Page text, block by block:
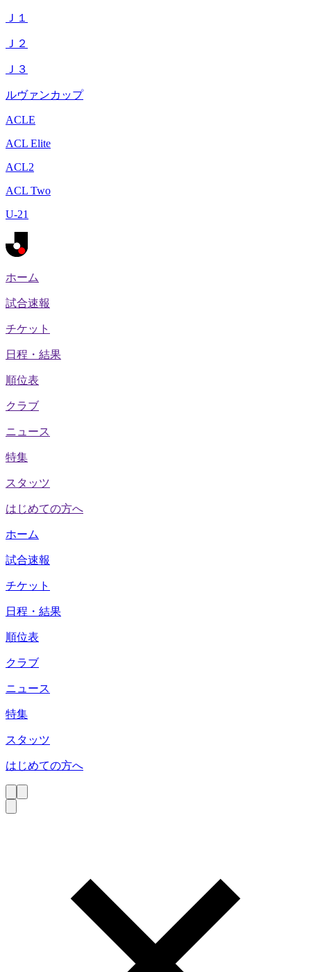
Ｊ１
Ｊ２
Ｊ３
ルヴァンカップ
ACLE
ACL Elite
ACL2
ACL Two
U-21
ホーム
試合速報
チケット
日程・結果
順位表
クラブ
ニュース
特集
スタッツ
はじめての方へ
ホーム
試合速報
チケット
日程・結果
順位表
クラブ
ニュース
特集
スタッツ
はじめての方へ